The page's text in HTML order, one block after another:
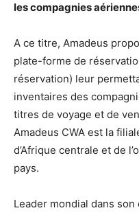
les compagnies
A ce titre, Amadeus
plate-forme de
réservation) leur
inventaires des
titres de voyage et de
Amadeus CWA est la
d’Afrique centrale et de
pays.
Leader mondial dans son